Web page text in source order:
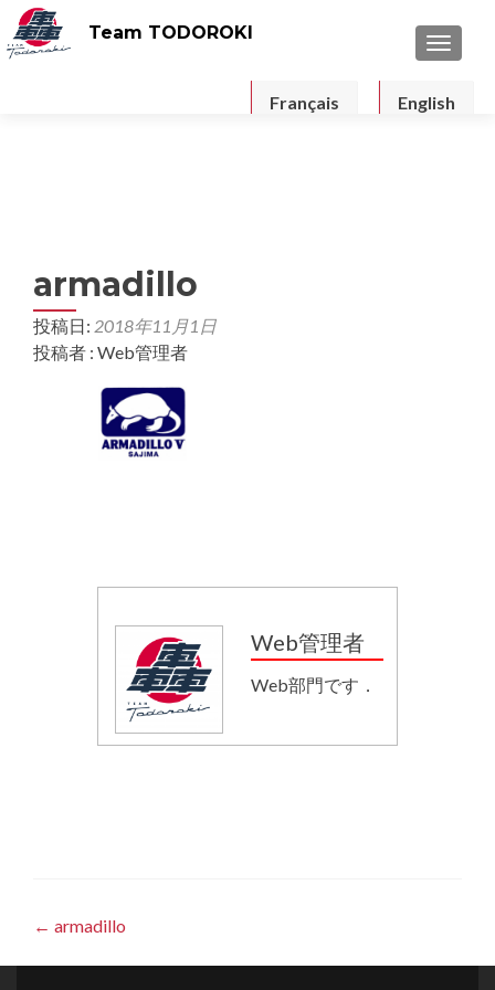
ナビゲ
Team TODOROKI
English
Français
armadillo
投稿日: 2018年11月1日
投稿者 : Web管理者
Web管理者
Web部門です．
投
稿
← armadillo